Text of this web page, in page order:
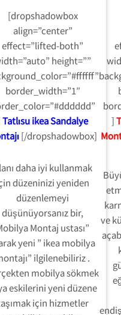
[dropshadowbox
align=”center”
effect=”lifted-both”
height=””
border_width=”1″
Tatlısu ikea Sandalye
[/dropshadowbox]
]
daha iyi kullanmak
düzeninizi yeniden
düzenlemeyi
düşünüyorsanız bir,
Montaj ustası”
yeni ” ikea mobilya
ilgilenebiliriz .
mobilya sökmek
eskilerini yeni düzene
için hizmetler
ve